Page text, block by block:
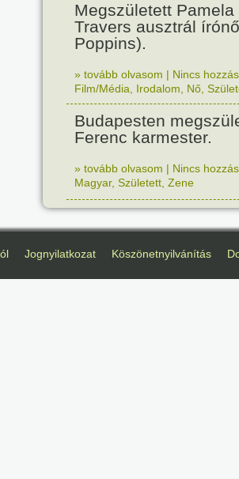
Megszületett Pamela
Travers ausztrál
Poppins).
» tovább olvasom | Nincs
Film/Média
Irodalom Nő
Budapesten
Ferenc karmester.
» tovább olvasom | Nincs
Magyar, Született Zene
Jognyilatkozat Köszönetnyilvánítás